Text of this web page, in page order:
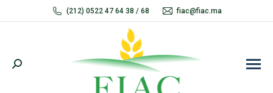
(212) 0522 47 64 38 / 68 fiac@fiac.ma
Recherche